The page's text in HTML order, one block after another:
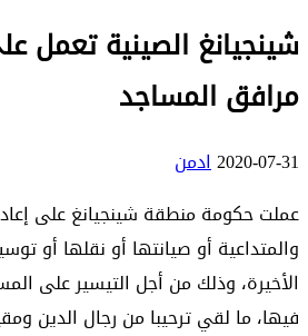
شينجيانغ الصينية تعمل
مرافق المساجد
2020-07-31ادمن
عملت حكومة منطقة شينجيانغ على
والمتداعية أو صيانتها أو نقلها أو
الأخيرة، وذلك من أجل التيسير على
فيها، ما لقي ترحيبا من رجال الدين